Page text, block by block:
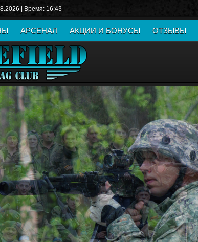
| Время: 16:43
АРСЕНАЛ АКЦИИ И БОНУСЫ ОТЗЫВЫ